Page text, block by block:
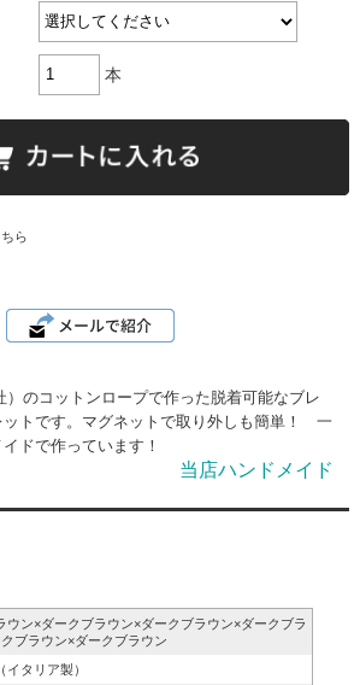
本
ら
）のコットンロープで作った脱着可能なブレ
ットです。マグネットで取り外しも簡単！ 一
ドで作っています！
当店ハンドメイド
ウン×ダークブラウン×ダークブラウン×ダークブラ
ブラウン×ダークブラウン
イタリア製）